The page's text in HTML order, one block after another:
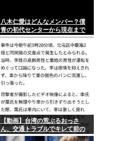
八木仁愛はどんなメンバー？僕
青の初代センターから現在まで
の活動を紹介
【動画】台湾の荒ぶるおっさ
ん、交通トラブルでキレて前の
車の運転手をナイフで斬りつけ